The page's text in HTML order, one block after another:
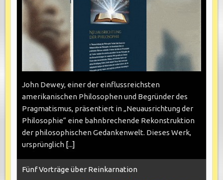
John Dewey, einer der einflussreichsten
amerikanischen Philosophen und Begründer des
Pragmatismus, präsentiert in „Neuausrichtung der
Philosophie“ eine bahnbrechende Rekonstruktion
der philosophischen Gedankenwelt. Dieses Werk,
ursprünglich [...]
Fünf Vorträge über Reinkarnation